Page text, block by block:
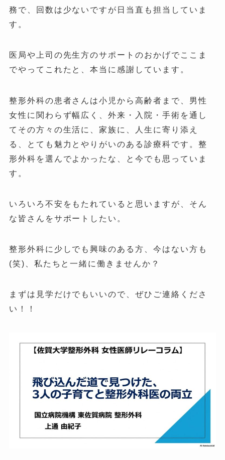
務で、回数は少ないですが日当直も担当していま
す。
医局や上司の先生方のサポートのおかげでここま
でやってこれたと、本当に感謝しています。
整形外科の患者さんは小児から高齢者まで、男性
女性に関わらず幅広く、外来・入院・手術を通し
てその方々の生活に、家族に、人生に寄り添え
る、とても魅力とやりがいのある診療科です。整
形外科を選んでよかったな、と今でも思っていま
す。
いろいろ不安をもたれていると思いますが、そん
な皆さんをサポートしたい。
整形外科に少しでも興味のある方、今はない方も
(笑)、私たちと一緒に働きませんか？
まずは見学だけでもいいので、ぜひご連絡くださ
い！！